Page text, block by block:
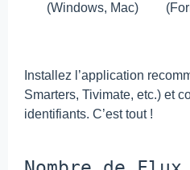
(Windows, Mac)
Installez l’application
Smarters, Tivimate, etc.) et
identifiants. C’est tout !